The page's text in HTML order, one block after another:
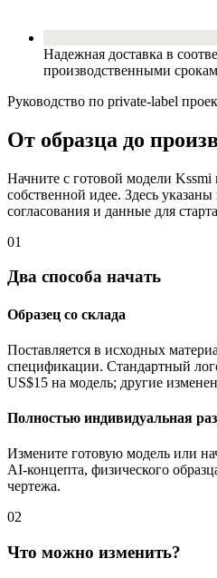
Надежная доставка в
производственными
Руководство по private-label
От образца до
Начните с готовой модели Kssmi
собственной идее. Здесь
согласования и данные для
01
Два способа начать
Образец со склада
Поставляется в исходных
спецификации. Стандартный
US$15 на модель; другие
Полностью индивидуальная
Измените готовую модель или
AI-концепта, физического
чертежа.
02
Что можно изменить?